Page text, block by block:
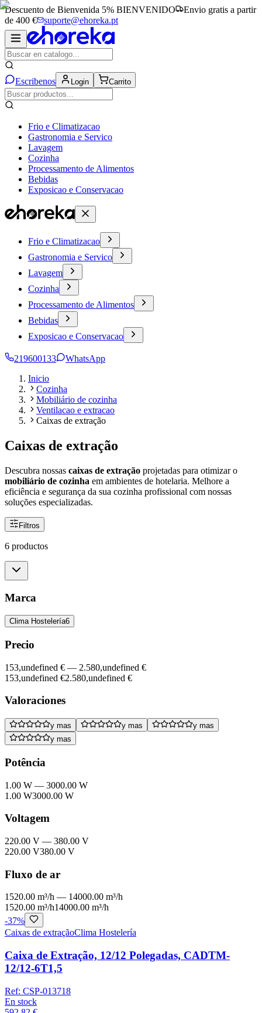
Descuento de Bienvenida 5% BIENVENIDO
Envio gratis a partir
de 400 €
suporte@ehoreka.pt
Escribenos Login Carrito
Frio e Climatizacao
Gastronomia e Servico
Lavagem
Cozinha
Processamento de Alimentos
Bebidas
Exposicao e Conservacao
Frio e Climatizacao
Gastronomia e Servico
Lavagem
Cozinha
Processamento de Alimentos
Bebidas
Exposicao e Conservacao
219600133
WhatsApp
Inicio
Cozinha
Mobiliário de cozinha
Ventilacao e extracao
Caixas de extração
Caixas de extração
Descubra nossas caixas de extração projetadas para otimizar o
mobiliário de cozinha em ambientes de hotelaria. Melhore a
eficiência e segurança da sua cozinha profissional com nossas
soluções especializadas.
Filtros
6 productos
Marca
Clima Hostelería6
Precio
153,undefined € — 2.580,undefined €
153,undefined €2.580,undefined €
Valoraciones
y mas y mas
y mas
y mas
Potência
1.00 W — 3000.00 W
1.00 W3000.00 W
Voltagem
220.00 V — 380.00 V
220.00 V380.00 V
Fluxo de ar
1520.00 m³/h — 14000.00 m³/h
1520.00 m³/h14000.00 m³/h
-37%
Caixas de extraçãoClima Hostelería
Caixa de Extração, 12/12 Polegadas, CADTM-
12/12-6T1,5
Ref: CSP-013718
En stock